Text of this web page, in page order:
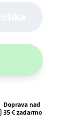
Doprava nad
35 € zadarmo
se